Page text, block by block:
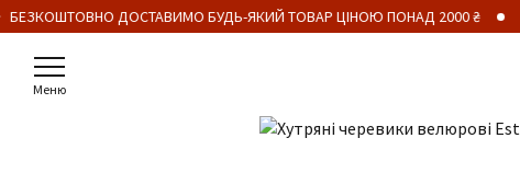
ДОСТАВИМО БУДЬ-ЯКИЙ ТОВАР ЦІНОЮ ПОНАД 2000 ₴
Меню